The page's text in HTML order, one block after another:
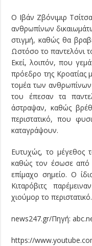
Ο Ιβάν Ζβόνιμιρ
ανθρωπίνων
στιγμή, καθώς θα
Ωστόσο το παντελόνι
Εκεί, λοιπόν, που
πρόεδρο της Κροατίας
τομέα των ανθρωπίνων
του έπεσαν τα
άστραψαν, καθώς
περιστατικό, που
καταγράψουν.
Ευτυχώς, το μέγεθος
καθώς τον έσωσε από
επίμαχο σημείο. Ο
Κιταρόβιτς
χιούμορ το περιστατικό.
news247.gr/Πηγή:
https://